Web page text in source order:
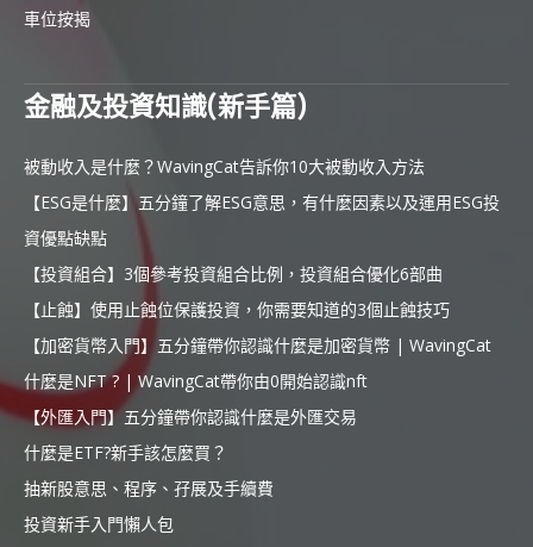
車位按揭
金融及投資知識(新手篇)
被動收入是什麼？WavingCat告訴你10大被動收入方法
【ESG是什麼】五分鐘了解ESG意思，有什麼因素以及運用ESG投
資優點缺點
【投資組合】3個參考投資組合比例，投資組合優化6部曲
【止蝕】使用止蝕位保護投資，你需要知道的3個止蝕技巧
【加密貨幣入門】五分鐘帶你認識什麼是加密貨幣 | WavingCat
什麼是NFT ? | WavingCat帶你由0開始認識nft
【外匯入門】五分鐘帶你認識什麼是外匯交易
什麼是ETF?新手該怎麼買？
抽新股意思、程序、孖展及手續費
投資新手入門懶人包